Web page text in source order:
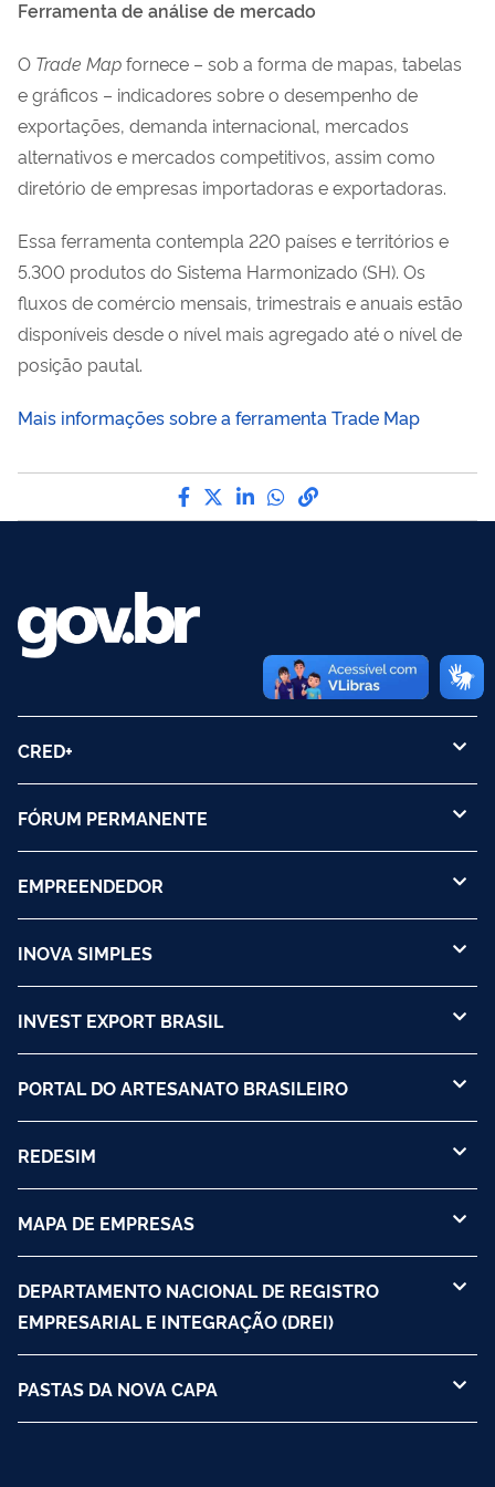
Ferramenta de análise de mercado
O Trade Mapfornece – sob a forma de mapas, tabelas
e gráficos – indicadores sobre o desempenho de
exportações, demanda internacional, mercados
alternativos e mercados competitivos, assim como
diretório de empresas importadoras e exportadoras.
Essa ferramenta contempla 220 países e territórios e
5.300 produtos do Sistema Harmonizado (SH). Os
fluxos de comércio mensais, trimestrais e anuais estão
disponíveis desde o nível mais agregado até o nível de
posição pautal.
Mais informações sobre a ferramenta Trade Map
Compartilhe por Facebook
Compartilhe por Twitter
Compartilhe por
Compartilhe por
link para Copiar
CRED+
FÓRUM PERMANENTE
EMPREENDEDOR
INOVA SIMPLES
INVEST EXPORT BRASIL
PORTAL DO ARTESANATO BRASILEIRO
REDESIM
MAPA DE EMPRESAS
DEPARTAMENTO NACIONAL DE REGISTRO
EMPRESARIAL E INTEGRAÇÃO (DREI)
PASTAS DA NOVA CAPA